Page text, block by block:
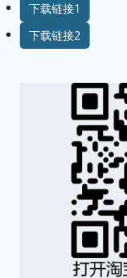
下载链接1
下载链接2